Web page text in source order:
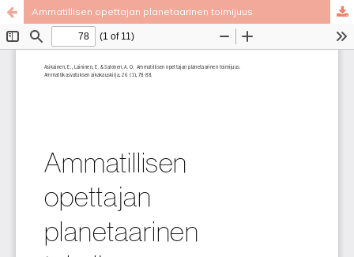
Ammatillisen opettajan planetaarinen toimijuus
Palvelua ylläpitääTieteellisten seurain valtuuskunta